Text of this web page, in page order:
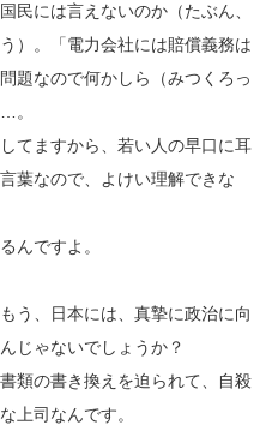
民には言えないのか（たぶん、
）。「電力会社には賠償義務は
題なので何かしら（みつくろっ
。
てますから、若い人の早口に耳
葉なので、よけい理解できな
んですよ。
う、日本には、真摯に政治に向
じゃないでしょうか？
類の書き換えを迫られて、自殺
上司なんです。